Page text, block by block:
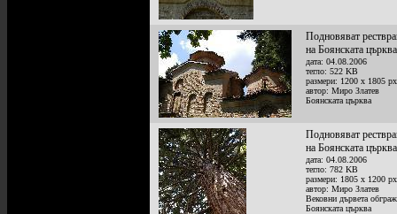
Подновяват
на Боянската църква
дата: 04.08.2006
тегло: 522 KB
размери: 1200 x 1805
автор: Миро Златев
Боянската църква
Подновяват
на Боянската църква
дата: 04.08.2006
тегло: 782 KB
размери: 1805 x 1200
автор: Миро Златев
Вековни дървета
Боянската църква